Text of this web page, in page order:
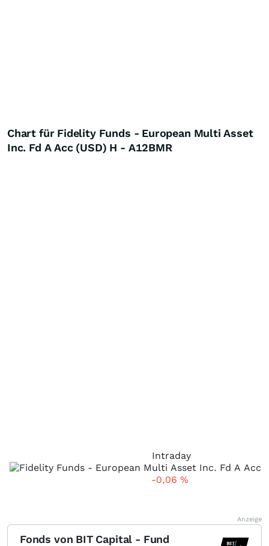
Chart für Fidelity Funds - European Multi Asset
Inc. Fd A Acc (USD) H - A12BMR
Intraday
-0,06 %
Anzeige
Fonds von BIT Capital - Fund